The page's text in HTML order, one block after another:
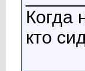
Когда
кто